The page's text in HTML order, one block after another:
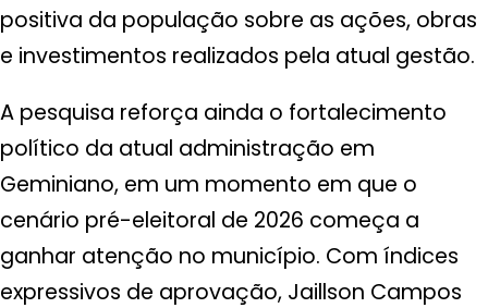
positiva da população sobre as ações, obras
e investimentos realizados pela atual gestão.
A pesquisa reforça ainda o fortalecimento
político da atual administração em
Geminiano, em um momento em que o
cenário pré-eleitoral de 2026 começa a
ganhar atenção no município. Com índices
expressivos de aprovação, Jaillson Campos